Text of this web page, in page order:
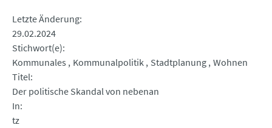
Letzte Änderung
29.02.2024
Stichwort(e)
Kommunales
Kommunalpolitik Stadtplanung Wohnen
Titel
Der politische Skandal von nebenan
In
tz